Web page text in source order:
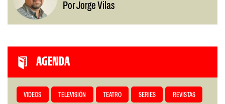
Por Jorge Vilas
AGENDA
VIDEOS TELEVISIÓN TEATRO SERIES REVISTAS